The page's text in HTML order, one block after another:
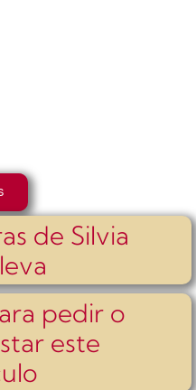
de Silvia
pedir o
este